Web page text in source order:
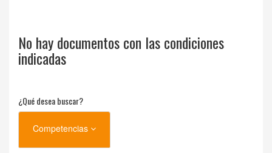
No hay documentos con las condiciones
indicadas
¿Qué desea buscar?
Competencias